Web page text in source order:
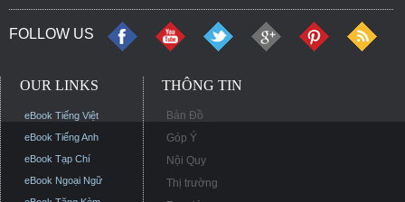
FOLLOW US
OUR LINKS
eBook Tiếng Việt
eBook Tiếng Anh
eBook Tạp Chí
eBook Ngoại Ngữ
THÔNG TIN
Bản Đồ
Góp Ý
Nội Quy
Thị trường